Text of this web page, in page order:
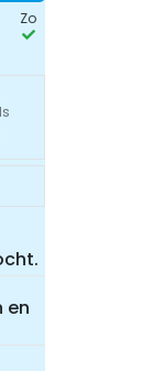
Zo
en